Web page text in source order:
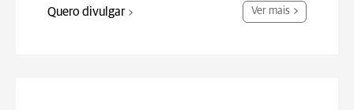
Quero divulgar Ver mais